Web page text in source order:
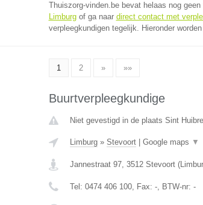
Thuiszorg-vinden.be bevat helaas nog geen
Limburgof ga naar direct contact met
verpleegkundigen tegelijk. Hieronder
1 2 » »»
Buurtverpleegkundige
Niet gevestigd in de plaats Sint
Limburg» Stevoort| Google maps ▼
Jannestraat 97, 3512 Stevoort(
Tel: 0474 406 100, Fax: -, BTW-nr: -